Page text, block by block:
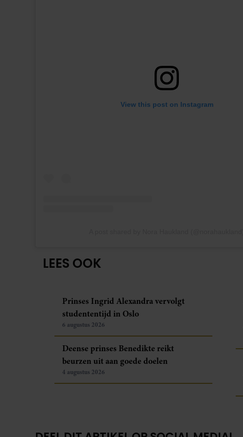
View this post on Instagram
LEES OOK
Prinses Ingrid Alexandra vervolgt
studententijd in Oslo
6 augustus 2026
Deense prinses Benedikte reikt
beurzen uit aan goede doelen
4 augustus 2026